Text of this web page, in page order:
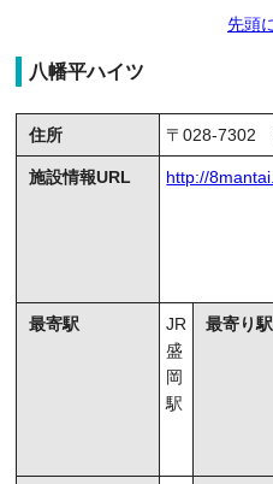
先頭
八幡平ハイツ
住所 〒028-7302
施設情報URL http://
最寄駅
JR
盛
岡
駅
最寄り